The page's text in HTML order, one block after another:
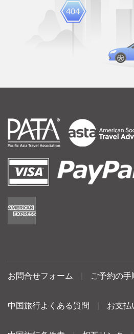
お問合せフォーム ご予約の手
中国旅行よくある質問 お支払